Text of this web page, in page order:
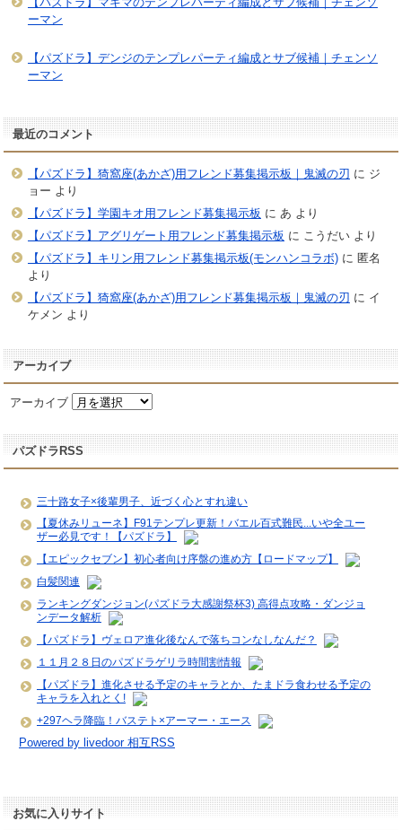
ーマン
【パズドラ】デンジのテンプレパーティ編成とサブ候補｜チェンソ
ーマン
最近のコメント
【パズドラ】猗窩座(あかざ)用フレンド募集掲示板｜鬼滅の刃 に ジ
ョー より
【パズドラ】学園キオ用フレンド募集掲示板 に あ より
【パズドラ】アグリゲート用フレンド募集掲示板 に こうだいより
【パズドラ】キリン用フレンド募集掲示板(モンハンコラボ)に 匿名
より
【パズドラ】猗窩座(あかざ)用フレンド募集掲示板｜鬼滅の刃 に イ
ケメン より
アーカイブ
アーカイブ
パズドラRSS
三十路女子×後輩男子、近づく心とすれ違い
【夏休みリューネ】F91テンプレ更新！バエル百式難民...いや全ユー
ザー必見です！【パズドラ】
【エピックセブン】初心者向け序盤の進め方【ロードマップ】
白髪関連
ランキングダンジョン(パズドラ大感謝祭杯3) 高得点攻略・ダンジョ
ンデータ解析
【パズドラ】ヴェロア進化後なんで落ちコンなしなんだ？
１１月２８日のパズドラゲリラ時間割情報
【パズドラ】進化させる予定のキャラとか、たまドラ食わせる予定の
キャラを入れとく!
+297ヘラ降臨！バステト×アーマー・エース
Powered by livedoor 相互RSS
お気に入りサイト